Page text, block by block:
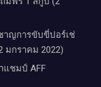
ชาญการขับขี่ปอร์เช่
มกราคม 2022)
แชมป์ AFF